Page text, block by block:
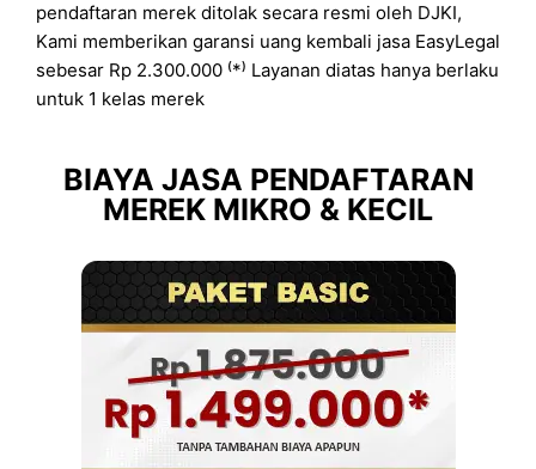
pendaftaran merek ditolak secara resmi oleh DJKI,
Kami memberikan garansi uang kembali jasa EasyLegal
sebesar Rp 2.300.000 ⁽*⁾ Layanan diatas hanya berlaku
untuk 1 kelas merek
BIAYA JASA PENDAFTARAN
MEREK MIKRO & KECIL